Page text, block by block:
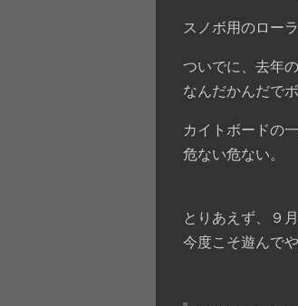
スノボ用のロー
ついでに、去年
なんだかんだで
カイトボードの
危ない危ない。
とりあえず、９
今度こそ遊んで